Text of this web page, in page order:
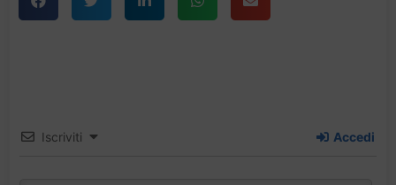
Iscriviti Accedi